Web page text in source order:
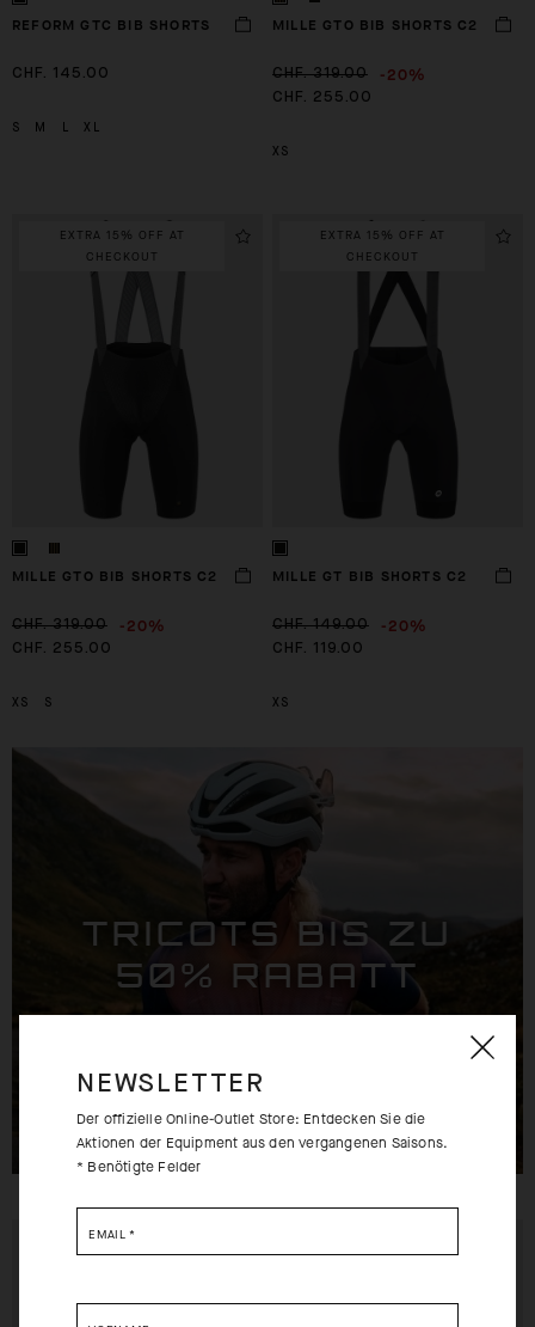
REFORM GTC BIB SHORTS
CHF. 145.00
S M XL
MILLE GTO BIB SHORTS C2
CHF. 319.00 -20%
CHF. 255.00
XS
EXTRA 15% OFF AT
CHECKOUT
MILLE GTO BIB SHORTS C2
CHF. 319.00 -20%
CHF. 255.00
XS S
EXTRA 15% OFF AT
CHECKOUT
MILLE GT BIB SHORTS C2
CHF. 149.00 -20%
CHF. 119.00
XS
TRICOTS BIS ZU
50% RABATT
EXTRA 15% OFF AT
NEWSLETTER
Der offizielle Online-Outlet Store: Entdecken Sie die
Aktionen der Equipment aus den vergangenen Saisons.
* Benötigte Felder
EMAIL *